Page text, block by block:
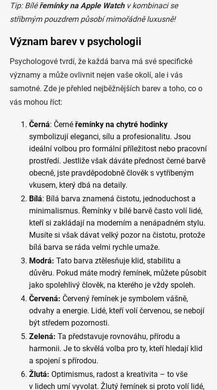
Tip: Bíléřemínky na Apple Watchv kombinaci se
stříbrným pouzdrem působí mimořádně luxusně!
Význam barev v psychologii
Psychologové tvrdí, že každá barva má své specifické
významy a může ovlivnit nejen vaše okolí, ale i vás
samotné. Zde je přehled nejběžnějších barev a toho, co o
vás mohou říct:
Černá: Černé řemínky na chytré hodinky
symbolizují eleganci, sílu a profesionalitu. Jsou
ideální volbou pro formální příležitost nebo pracovní
prostředí. Jestliže však dáváte přednost černé barvě
obecně, jste pravděpodobně člověk s vytříbeným
vkusem, který dbá na detaily.
Bílá: Bílá barva znamená čistotu, jednoduchost a
minimalismus. Řemínky v bílé barvě často volí lidé,
kteří si zakládají na moderním a nenápadném stylu.
Musíte si však dávat velký pozor na čistotu, protože
bílá barva se ráda velmi rychle umaže.
Modrá: Tato barva ztělesňuje klid, stabilitu a
důvěru. Pokud máte modrý řemínek, můžete působit
jako spolehlivý člověk, na kterého je vždy spoleh.
Červená: Červený řemínek je symbolem vášně,
odvahy a energie. Lidé, kteří volí červenou, se nebojí
být středem pozornosti.
Zelená: Ta představuje rovnováhu, přírodu a
harmonii. Je to skvělá volba pro ty, kteří hledají klid
a spojení s přírodou.
Žlutá: Optimismus, radost a kreativita – to vše
v lidech umí vyvolat. Žlutý řemínek si proto volí lidé,